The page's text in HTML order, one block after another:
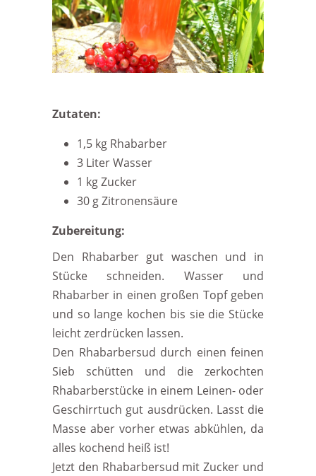
Zutaten:
1,5 kg Rhabarber
3 Liter Wasser
1 kg Zucker
30 g Zitronensäure
Zubereitung:
Den Rhabarber gut waschen und in
Stücke schneiden. Wasser und
Rhabarber in einen großen Topf geben
und so lange kochen bis sie die Stücke
leicht zerdrücken lassen.
Den Rhabarbersud durch einen feinen
Sieb schütten und die zerkochten
Rhabarberstücke in einem Leinen- oder
Geschirrtuch gut ausdrücken. Lasst die
Masse aber vorher etwas abkühlen, da
alles kochend heiß ist!
Jetzt den Rhabarbersud mit Zucker und